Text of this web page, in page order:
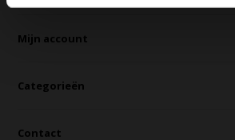
Mijn account
Categorieën
Contact